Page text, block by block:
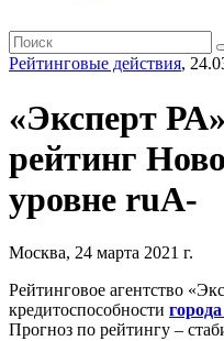
Рейтинговые действия,
«Эксперт
рейтинг
уровне ruА-
Москва, 24 марта 2021 г.
Рейтинговое агентство
кредитоспособности
Прогноз по рейтингу –